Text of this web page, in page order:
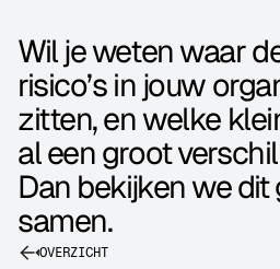
Wil je weten waar
risico’s in jouw
zitten, en welke
al een groot
Dan bekijken we dit
samen.
OVERZICHT